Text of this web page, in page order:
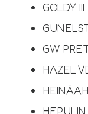
GOLDY III
GW
HAZEL